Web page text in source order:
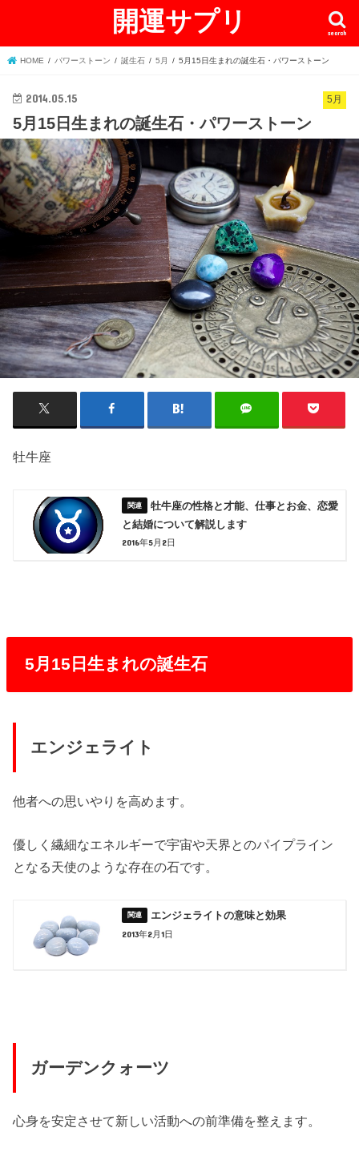
開運サプリ search
HOME パワーストーン 誕生石 5月 5月15日生まれの誕生石・パワーストーン
5月
2014.05.15
5月15日生まれの誕生石・パワーストーン
牡牛座
牡牛座の性格と才能、仕事とお金、恋愛
と結婚について解説します
2016年5月2日
5月15日生まれの誕生石
エンジェライト
他者への思いやりを高めます。
優しく繊細なエネルギーで宇宙や天界とのパイプライン
となる天使のような存在の石です。
エンジェライトの意味と効果
2013年2月1日
ガーデンクォーツ
心身を安定させて新しい活動への前準備を整えます。